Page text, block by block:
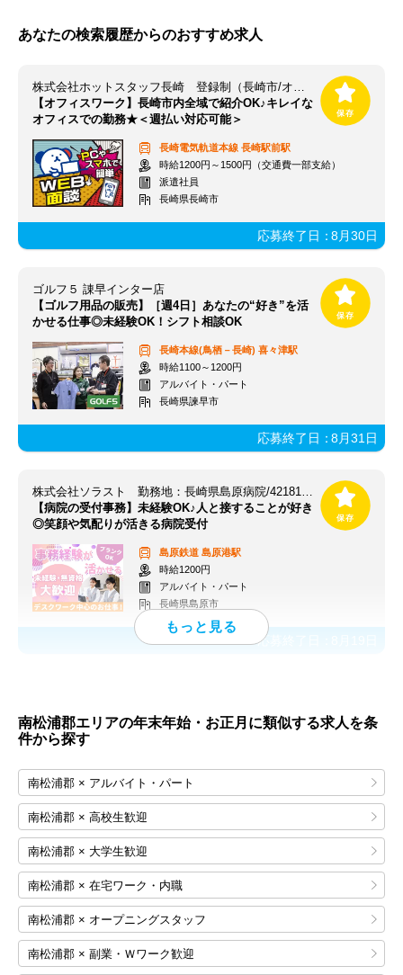
あなたの検索履歴からのおすすめ求人
株式会社ホットスタッフ長崎 登録制（長崎市/オフィスワーク）：251103820013
【オフィスワーク】長崎市内全域で紹介OK♪キレイな
オフィスでの勤務★＜週払い対応可能＞
長崎電気軌道本線 長崎駅前駅
時給1200円～1500円（交通費一部支給）
派遣社員
長崎県長崎市
応募終了日：8月30日
ゴルフ５ 諌早インター店
【ゴルフ用品の販売】［週4日］あなたの“好き”を活
かせる仕事◎未経験OK！シフト相談OK
長崎本線(鳥栖－長崎) 喜々津駅
時給1100～1200円
アルバイト・パート
長崎県諫早市
応募終了日：8月31日
株式会社ソラスト 勤務地：長崎県島原病院/4218124529-015
【病院の受付事務】未経験OK♪人と接することが好き
◎笑顔や気配りが活きる病院受付
島原鉄道 島原港駅
時給1200円
アルバイト・パート
長崎県島原市
応募終了日：
南松浦郡エリアの年末年始・お正月に類似する求人を条
件から探す
南松浦郡 × アルバイト・パート
南松浦郡 × 高校生歓迎
南松浦郡 × 大学生歓迎
南松浦郡 × 在宅ワーク・内職
南松浦郡 × オープニングスタッフ
南松浦郡 × 副業・Ｗワーク歓迎